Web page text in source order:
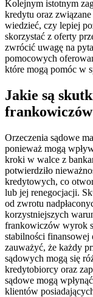
Kolejnym istotnym
kredytu oraz
wiedzieć, czy lepiej
skorzystać z oferty
zwrócić uwagę na
pomocowych
które mogą pomóc w
Jakie są
frankowiczów
Orzeczenia sądowe
ponieważ mogą
kroki w walce z
potwierdziło
kredytowych, co
lub jej renegocjacji.
od zwrotu
korzystniejszych
frankowiczów wyrok
stabilności finansowej
zauważyć, że każdy
sądowych mogą się
kredytobiorcy oraz
sądowe mogą
klientów